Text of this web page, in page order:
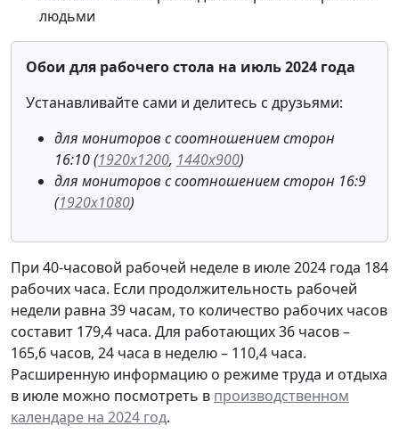
людьми
Обои для рабочего стола на июль 2024 года
Устанавливайте сами и делитесь с друзьями:
для мониторов с соотношением сторон
16:10 (1920x1200, 1440x900)
для мониторов с соотношением сторон 16:9
(1920x1080)
При 40-часовой рабочей неделе в июле 2024 года 184
рабочих часа. Если продолжительность рабочей
недели равна 39 часам, то количество рабочих часов
составит 179,4 часа. Для работающих 36 часов –
165,6 часов, 24 часа в неделю – 110,4 часа.
Расширенную информацию о режиме труда и отдыха
в июле можно посмотреть в производственном
календаре на 2024 год.